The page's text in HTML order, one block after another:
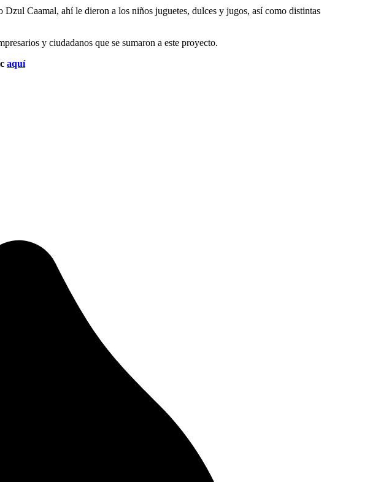
Caamal, ahí le dieron a los niños juguetes, dulces y jugos, así como distintas
y ciudadanos que se sumaron a este proyecto.
aquí